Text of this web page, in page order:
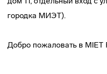
городка МИЭТ).
Добро пожаловать в MIET